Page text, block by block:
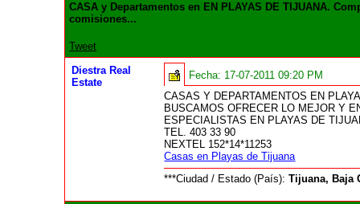
CASA y Departamentos en EN PLAYAS DE TIJUANA.
comisiones...
Tweet
Diestra Real
Estate
Fecha: 17-07-2011 09:20 PM
CASAS Y DEPARTAMENTOS EN
BUSCAMOS OFRECER LO MEJOR Y
ESPECIALISTAS EN PLAYAS DE
TEL. 403 33 90
NEXTEL 152*14*11253
Casas en Playas de Tijuana
***Ciudad / Estado (País):Tijuana, Baja